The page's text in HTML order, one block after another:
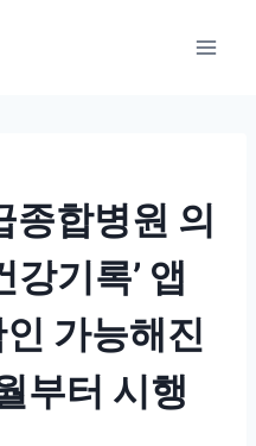
종합병원 의
강기록’ 앱
가능해진
부터 시행